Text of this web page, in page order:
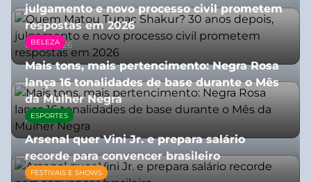
julgamento e novo processo civil prometem
respostas em 2026
05/08/2026
BELEZA
Mais tons, mais pertencimento: Negra Rosa
lança 16 tonalidades de base durante o Mês
da Mulher Negra
28/07/2026
ESPORTES
Arsenal quer Vini Jr. e prepara salário
recorde para convencer brasileiro
27/07/2026
FESTIVAIS E SHOWS